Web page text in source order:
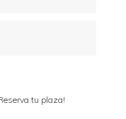
tu plaza!